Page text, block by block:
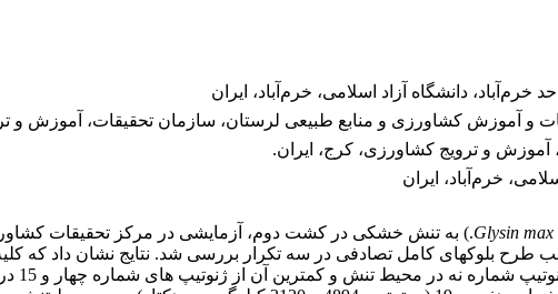
دانشگاه آزاد اسلامی، خرم‌آباد، ایران
و آموزش کشاورزی و منابع طبیعی لرستان، سازمان تحقیقات، آموزش و
آموزش و ترویج کشاورزی، کرج، ایران.
خرم‌آباد، ایران
Glysin max
شد و در هر محیط، 19 ژنوتیپ سویا در قالب طرح بلوک­های کامل تصادفی در سه تکرار بررسی شد.